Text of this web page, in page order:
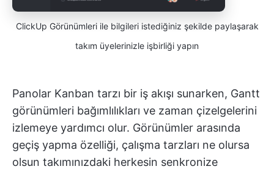
ClickUp Görünümleri ile bilgileri istediğiniz şekilde paylaşarak
takım üyelerinizle işbirliği yapın
Panolar Kanban tarzı bir iş akışı sunarken, Gantt
görünümleri bağımlılıkları ve zaman çizelgelerini
izlemeye yardımcı olur. Görünümler arasında
geçiş yapma özelliği, çalışma tarzları ne olursa
olsun takımınızdaki herkesin senkronize